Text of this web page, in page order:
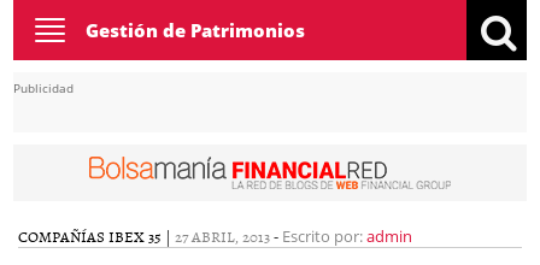
Toggle
navigation
Gestión de Patrimonios
Publicidad
COMPAÑÍAS IBEX 35 | 27 ABRIL, 2013- Escrito por:admin